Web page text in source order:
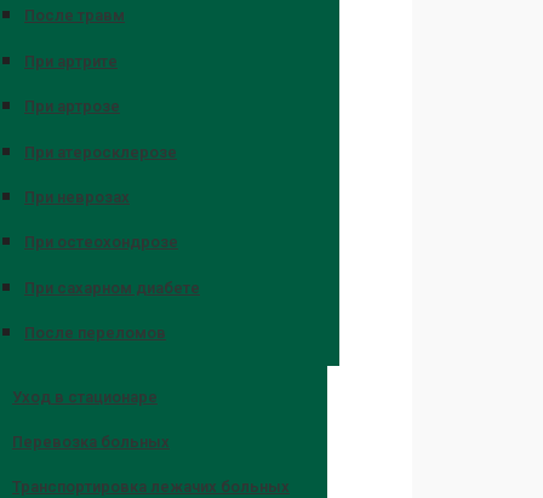
После травм
При артрите
При артрозе
При атеросклерозе
При неврозах
При остеохондрозе
При сахарном диабете
После переломов
Уход в стационаре
Перевозка больных
Транспортировка лежачих больных